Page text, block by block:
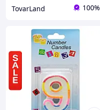
TovarLand 100%